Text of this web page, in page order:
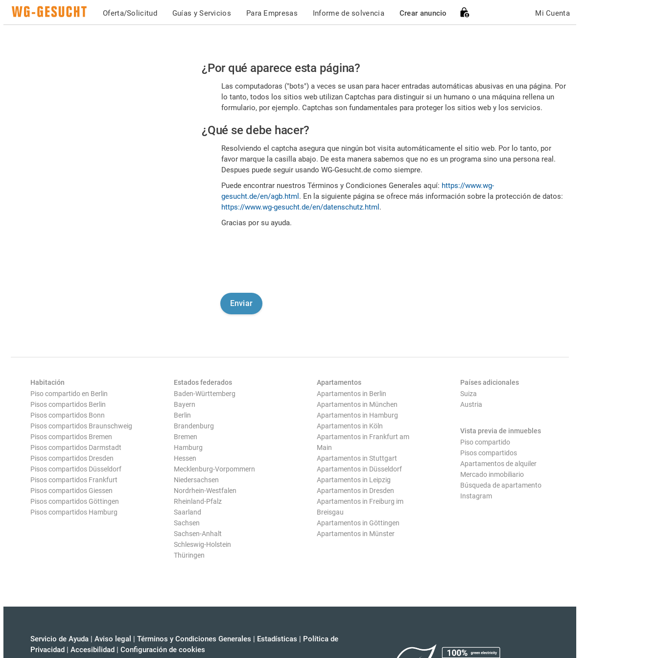
Oferta/Solicitud Guías y Servicios Para Empresas Informe de solvencia Crear anuncio Mi Cuenta
Por
favor,
confirme
es
humano
¿Por qué aparece esta página?
Las computadoras ("bots") a veces se usan para hacer entradas automáticas abusivas en una página. Por
lo tanto, todos los sitios web utilizan Captchas para distinguir si un humano o una máquina rellena un
formulario, por ejemplo. Captchas son fundamentales para proteger los sitios web y los servicios.
¿Qué se debe hacer?
Resolviendo el captcha asegura que ningún bot visita automáticamente el sitio web. Por lo tanto, por
favor marque la casilla abajo. De esta manera sabemos que no es un programa sino una persona real.
Despues puede seguir usando WG-Gesucht.de como siempre.
Puede encontrar nuestros Términos y Condiciones Generales aquí: https://www.wg-
gesucht.de/en/agb.html . En la siguiente página se ofrece más información sobre la protección de datos:
https://www.wg-gesucht.de/en/datenschutz.html .
Gracias por su ayuda.
Habitación
Piso compartido en Berlin
Pisos compartidos Berlin
Pisos compartidos Bonn
Pisos compartidos Braunschweig
Pisos compartidos Bremen
Pisos compartidos Darmstadt
Pisos compartidos Dresden
Pisos compartidos Düsseldorf
Pisos compartidos Frankfurt
Pisos compartidos Giessen
Pisos compartidos Göttingen
Pisos compartidos Hamburg
Estados federados
Baden-Württemberg
Bayern
Berlin
Brandenburg
Bremen
Hamburg
Hessen
Mecklenburg-Vorpommern
Niedersachsen
Nordrhein-Westfalen
Rheinland-Pfalz
Saarland
Sachsen
Sachsen-Anhalt
Schleswig-Holstein
Thüringen
Apartamentos
Apartamentos in Berlin
Apartamentos in München
Apartamentos in Hamburg
Apartamentos in Köln
Apartamentos in Frankfurt am
Main
Apartamentos in Stuttgart
Apartamentos in Düsseldorf
Apartamentos in Leipzig
Apartamentos in Dresden
Apartamentos in Freiburg im
Breisgau
Apartamentos in Göttingen
Apartamentos in Münster
Países adicionales
Suiza
Austria
Vista previa de inmuebles
Piso compartido
Pisos compartidos
Apartamentos de alquiler
Mercado inmobiliario
Búsqueda de apartamento
Instagram
Servicio de Ayuda | Aviso legal | Términos y Condiciones Generales | Estadísticas | Política de
Privacidad | Accesibilidad | Configuración de cookies